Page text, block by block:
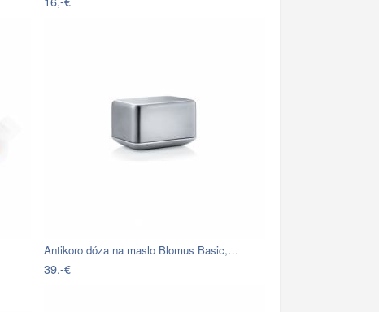
Antikoro dóza na maslo Blomus Basic,…
39,-€